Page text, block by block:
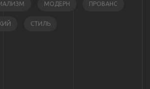
МОДЕРН ПРОВАНС
СТИЛЬ